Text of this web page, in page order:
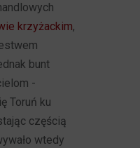
krzyżackim,
bunt
-
Toruń ku
częścią
wtedy